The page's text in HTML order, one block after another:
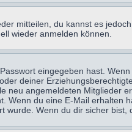
mitteilen, du kannst es
wieder anmelden können.
eingegeben hast.
deiner
neu angemeldeten
Wenn du eine E-Mail
Wenn du dir sicher